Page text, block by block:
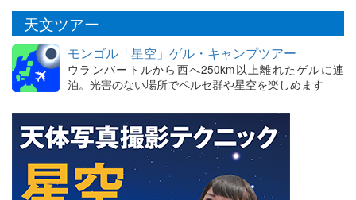
天文ツアー
モンゴル「星空」ゲル・キャンプツアー
ウランバートルから西へ250km以上離れたゲルに連
泊。光害のない場所でペルセ群や星空を楽しめます